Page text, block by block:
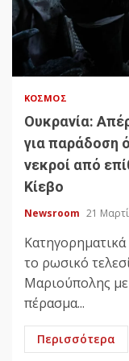
ΚΌΣΜΟΣ
Ουκρανία:
για παράδοση
νεκροί από
Κίεβο
Newsroom 21
το ρωσικό
Μαριούπολης
πέρασμα...
Περισσότερα